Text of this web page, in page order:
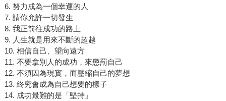
6. 努力成為一個幸運的人
7. 請你允許一切發生
8. 我正前往成功的路上
9. 人生就是用來不斷的超越
10. 相信自己、望向遠方
11. 不要拿別人的成功，來懲罰自己
12. 不須因為現實，而壓縮自己的夢想
13. 終究會成為自己想要的樣子
14. 成功最難的是「堅持」